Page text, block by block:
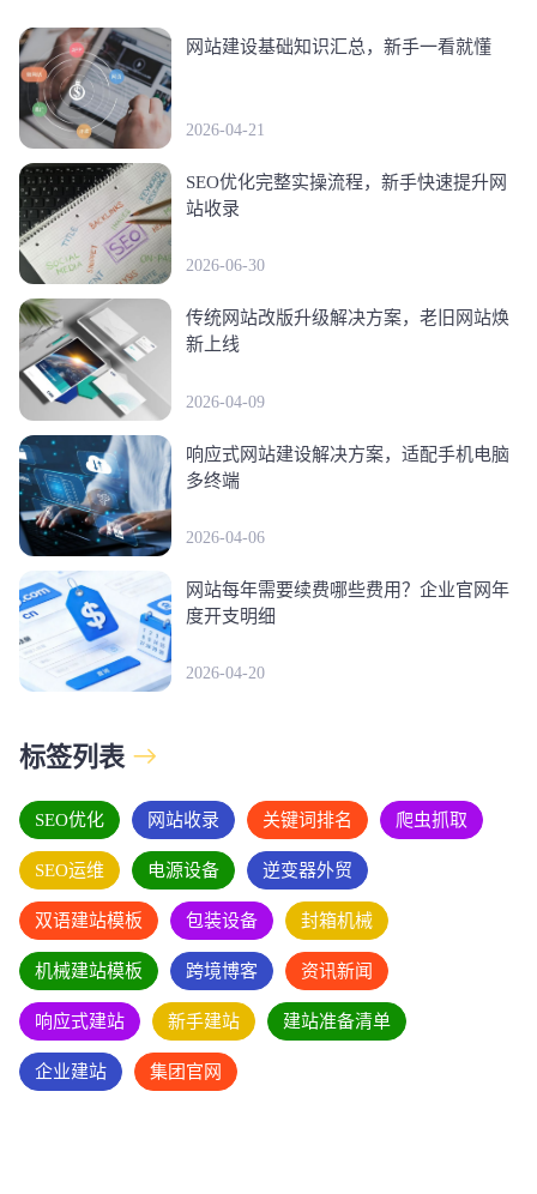
网站建设基础知识汇总，新手一看就懂
2026-04-21
SEO优化完整实操流程，新手快速提升网
站收录
2026-06-30
传统网站改版升级解决方案，老旧网站焕
新上线
2026-04-09
响应式网站建设解决方案，适配手机电脑
多终端
2026-04-06
网站每年需要续费哪些费用？企业官网年
度开支明细
2026-04-20
标签列表
SEO优化 网站收录 关键词排名 爬虫抓取
SEO运维 电源设备 逆变器外贸
双语建站模板 包装设备 封箱机械
机械建站模板 跨境博客 资讯新闻
响应式建站 新手建站 建站准备清单
企业建站 集团官网